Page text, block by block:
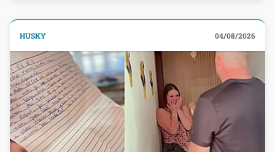
HUSKY 04/08/2026